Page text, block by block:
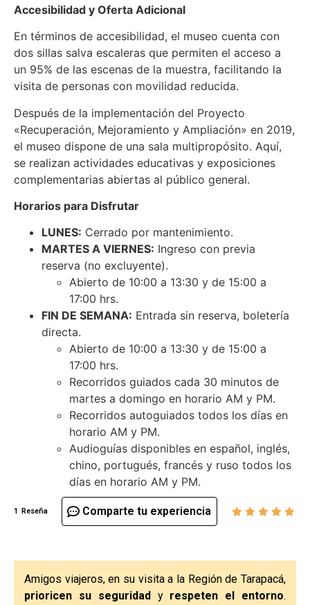
Accesibilidad y Oferta Adicional
En términos de accesibilidad, el museo cuenta con
dos sillas salva escaleras que permiten el acceso a
un 95% de las escenas de la muestra, facilitando la
visita de personas con movilidad reducida.
Después de la implementación del Proyecto
«Recuperación, Mejoramiento y Ampliación» en 2019,
el museo dispone de una sala multipropósito. Aquí,
se realizan actividades educativas y exposiciones
complementarias abiertas al público general.
Horarios para Disfrutar
LUNES: Cerrado por mantenimiento.
MARTES A VIERNES: Ingreso con previa
reserva (no excluyente).
Abierto de 10:00 a 13:30 y de 15:00 a
17:00 hrs.
FIN DE SEMANA: Entrada sin reserva, boletería
directa.
Abierto de 10:00 a 13:30 y de 15:00 a
17:00 hrs.
Recorridos guiados cada 30 minutos de
martes a domingo en horario AM y PM.
Recorridos autoguiados todos los días en
horario AM y PM.
Audioguías disponibles en español, inglés,
chino, portugués, francés y ruso todos los
días en horario AM y PM.
1 Reseña Comparte tu experiencia
Amigos viajeros, en su visita a la Región de Tarapacá,
prioricen su seguridad y respeten el entorno.